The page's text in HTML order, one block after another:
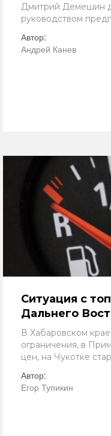
Дмитрий Демешин
руководством
Автор:
Андрей Канев
Ситуация с
Дальнего
В Хабаровском
ограничения, в
цен, на Чукотке
Автор:
Егор Тупикин